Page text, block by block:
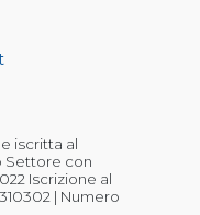
iscritta al
Settore con
Iscrizione al
| Numero